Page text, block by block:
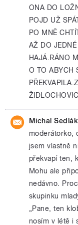
ONA DO
POJD UŽ
PO MNĚ
AŽ DO
HAJÁ.RÁNO
O TO ABYCH
ŽIDLOCHOVIC.
Michal
moderátorko,
jsem vlastně
překvapí ten,
Mohu ale
nedávno.
skupinku
„Pane, ten
nosím v létě i